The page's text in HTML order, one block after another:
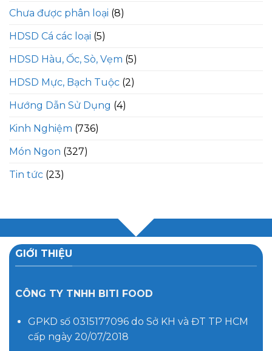
Chưa được phân loại (8)
HDSD Cá các loại (5)
HDSD Hàu, Ốc, Sò, Vẹm (5)
HDSD Mực, Bạch Tuộc (2)
Hướng Dẫn Sử Dụng (4)
Kinh Nghiệm (736)
Món Ngon (327)
Tin tức (23)
GIỚI THIỆU
CÔNG TY TNHH BITI FOOD
GPKD số 0315177096 do Sở KH và ĐT TP HCM
cấp ngày 20/07/2018